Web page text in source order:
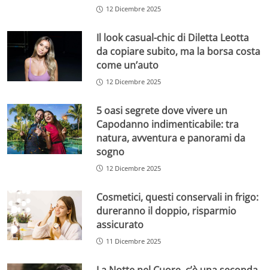
12 Dicembre 2025
Il look casual-chic di Diletta Leotta
da copiare subito, ma la borsa costa
come un’auto
12 Dicembre 2025
5 oasi segrete dove vivere un
Capodanno indimenticabile: tra
natura, avventura e panorami da
sogno
12 Dicembre 2025
Cosmetici, questi conservali in frigo:
dureranno il doppio, risparmio
assicurato
11 Dicembre 2025